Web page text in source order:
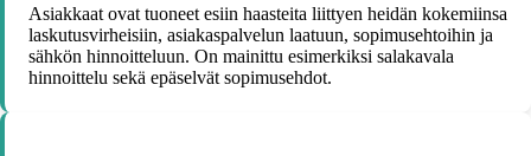
Asiakkaat ovat tuoneet esiin haasteita liittyen heidän kokemiinsa
laskutusvirheisiin, asiakaspalvelun laatuun, sopimusehtoihin ja
sähkön hinnoitteluun. On mainittu esimerkiksi salakavala
hinnoittelu sekä epäselvät sopimusehdot.